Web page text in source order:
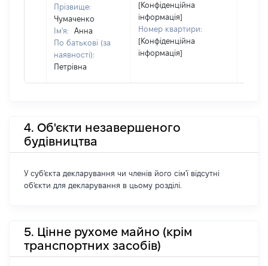
Прізвище:
Чумаченко
Ім'я:
Анна
По батькові (за
наявності):
Петрівна
[Конфіденційна
інформація]
Номер квартири:
[Конфіденційна
інформація]
4. Об'єкти незавершеного
будівництва
У суб'єкта декларування чи членів його сім'ї відсутні
об'єкти для декларування в цьому розділі.
5. Цінне рухоме майно (крім
транспортних засобів)